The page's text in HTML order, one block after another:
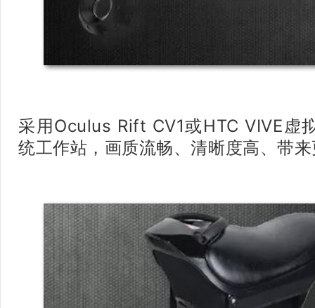
采用Oculus Rift CV1或HTC VIVE虚
统工作站，画质流畅、清晰度高、带